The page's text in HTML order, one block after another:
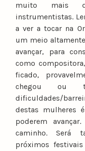
muito mais
instrumentistas.
a ver a tocar na
um meio
avançar, para
como
ficado,
chegou ou
dificuldades/
destas mulheres
poderem
caminho. Será
próximos